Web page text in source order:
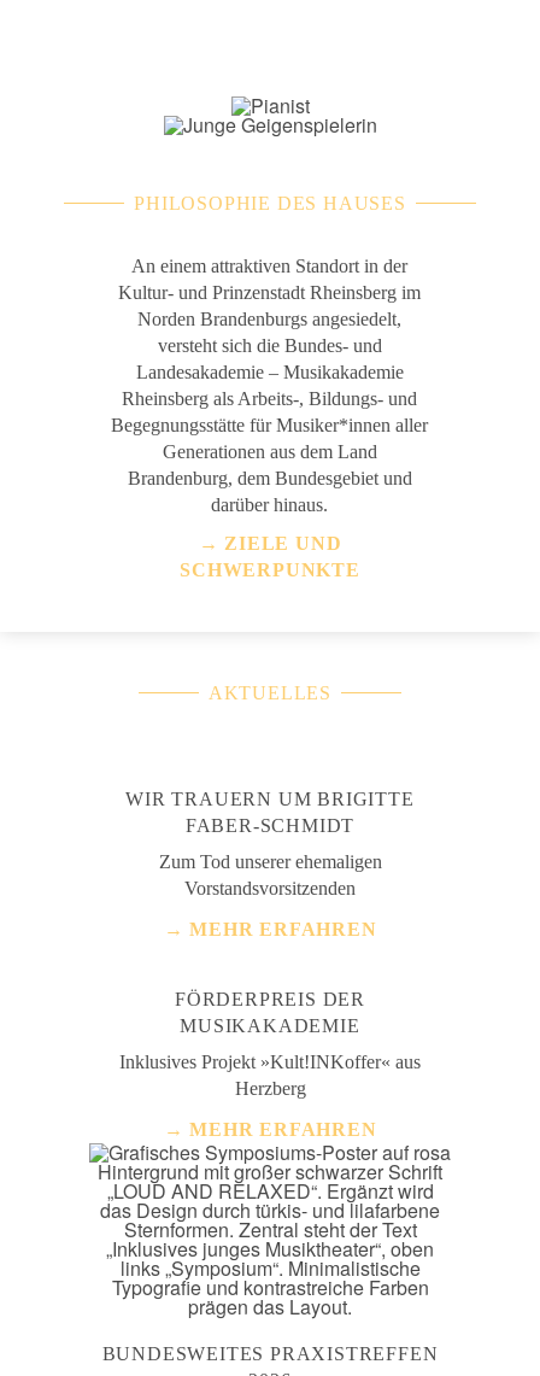
PHILOSOPHIE DES HAUSES
An einem attraktiven Standort in der
Kultur- und Prinzenstadt Rheinsberg im
Norden Brandenburgs angesiedelt,
versteht sich die Bundes- und
Landesakademie – Musikakademie
Rheinsberg als Arbeits-, Bildungs- und
Begegnungsstätte für Musiker*innen aller
Generationen aus dem Land
Brandenburg, dem Bundesgebiet und
darüber hinaus.
→ ZIELE UND
SCHWERPUNKTE
AKTUELLES
WIR TRAUERN UM BRIGITTE
FABER-SCHMIDT
Zum Tod unserer ehemaligen
Vorstandsvorsitzenden
→ MEHR ERFAHREN
FÖRDERPREIS DER
MUSIKAKADEMIE
Inklusives Projekt »Kult!INKoffer« aus
Herzberg
→ MEHR ERFAHREN
BUNDESWEITES PRAXISTREFFEN